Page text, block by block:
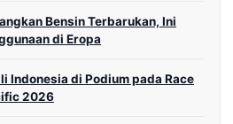
Bensin Terbarukan, Ini
di Eropa
Indonesia di Podium pada Race
2026